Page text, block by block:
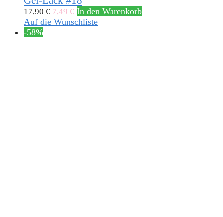
17,90€ 7,49 € In den Warenkorb
Auf die Wunschliste
-58%